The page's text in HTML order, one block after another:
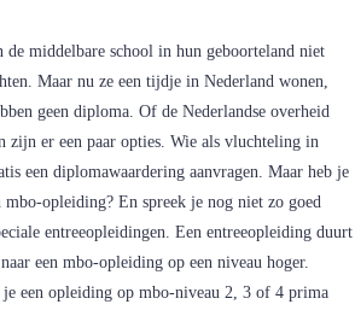
de middelbare school in hun geboorteland niet
Maar nu ze een tijdje in Nederland wonen,
geen diploma. Of de Nederlandse overheid
er een paar opties. Wie als vluchteling in
een diplomawaardering aanvragen. Maar heb je
opleiding? En spreek je nog niet zo goed
entreeopleidingen. Een entreeopleiding duurt
een mbo-opleiding op een niveau hoger.
een opleiding op mbo-niveau 2, 3 of 4 prima